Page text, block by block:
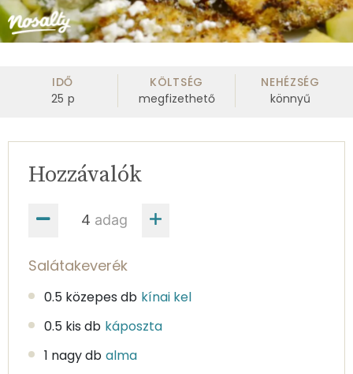
IDŐ
25 p
KÖLTSÉG
megfizethető
NEHÉZSÉG
könnyű
adag
Hozzávalók
Salátakeverék
0.5 közepes db kínai kel
0.5 kis db káposzta
1 nagy db alma